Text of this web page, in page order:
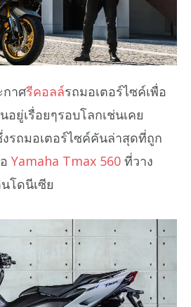
กาศรีคอลล์รถมอเตอร์ไซค์เพื่อ
ยู่เรื่อยๆรอบโลกเช่นเคย
รถมอเตอร์ไซค์คันล่าสุดที่ถูก
Yamaha Tmax 560 ที่วาง
โดนีเซีย